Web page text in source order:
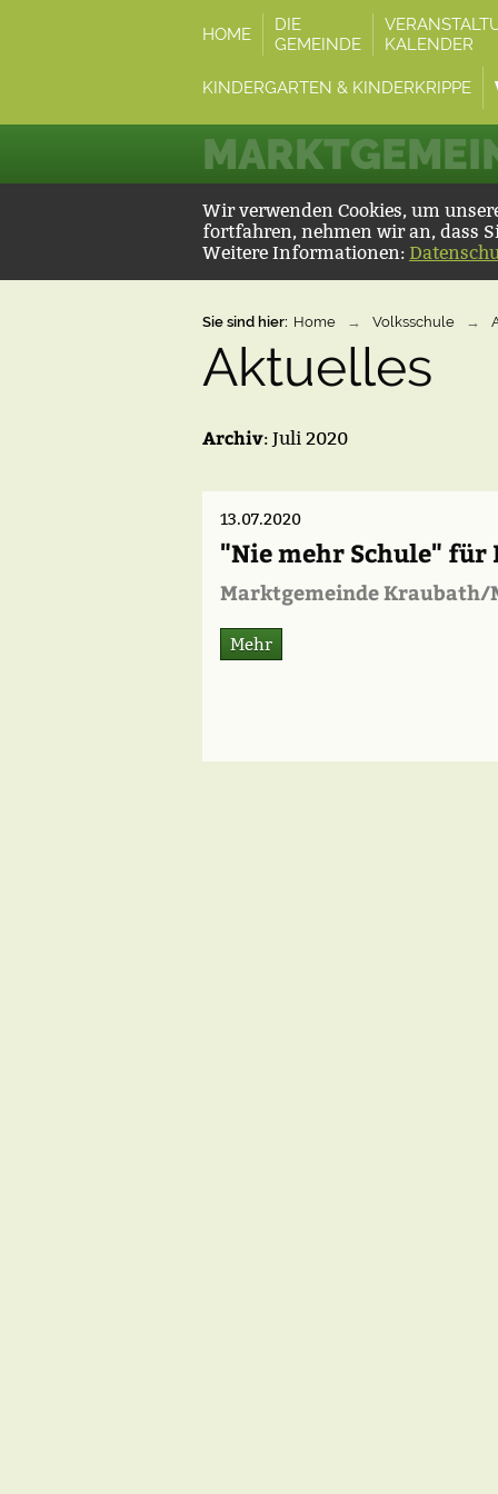
HOME
DIE
GEMEINDE
KALENDER
KINDERGARTEN & KINDERKRIPPE
Wir verwenden Cookies, um
fortfahren, nehmen wir an, dass
Weitere Informationen:
Sie sind hier: Home → Volksschule →
Aktuelles
Archiv: Juli 2020
13.07.2020
"Nie mehr Schule" für
Marktgemeinde Kraubath/
Mehr